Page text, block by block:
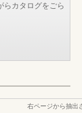
らカタログをごら
右ページから抽出